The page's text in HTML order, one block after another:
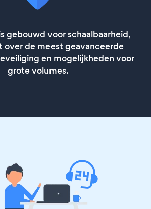
gebouwd voor schaalbaarheid,
over de meest geavanceerde
en mogelijkheden voor
grote volumes.